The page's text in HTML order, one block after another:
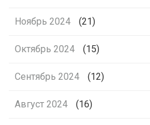
Ноябрь 2024 (21)
Октябрь 2024 (15)
Сентябрь 2024 (12)
Август 2024 (16)